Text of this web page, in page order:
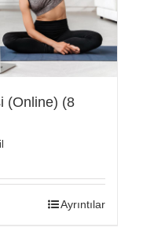
(Online) (8
Ayrıntılar